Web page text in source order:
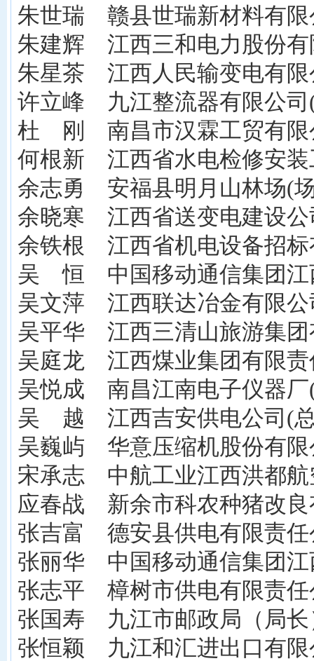
朱世瑞 赣县世瑞新材料有限
朱建辉 江西三和电力股份有
朱星茶 江西人民输变电有限
许立峰 九江整流器有限公司
杜 刚 南昌市汉霖工贸有限
何根新 江西省水电检修安装
余志勇 安福县明月山林场(
余晓寒 江西省送变电建设公
余铁根 江西省机电设备招标
吴 恒 中国移动通信集团江
吴文萍 江西联达冶金有限公
吴平华 江西三清山旅游集团
吴庭龙 江西煤业集团有限责
吴悦成 南昌江南电子仪器厂
吴 越 江西吉安供电公司(
吴巍屿 华意压缩机股份有限
宋承志 中航工业江西洪都航
应春战 新余市科农种猪改良
张吉富 德安县供电有限责任
张丽华 中国移动通信集团江
张志平 樟树市供电有限责任
张国寿 九江市邮政局（局长
张恒颖 九江和汇进出口有限